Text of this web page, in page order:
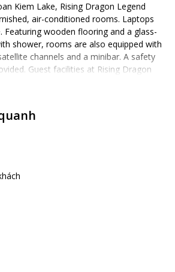
Kiem Lake, Rising Dragon Legend
air-conditioned rooms. Laptops
Featuring wooden flooring and a glass-
shower, rooms are also equipped with
channels and a minibar. A safety
Guest facilities at Rising Dragon
storage and car or bicycle rental. Tours
International Airport. Hanoi Railway
and international dishes are offered, as